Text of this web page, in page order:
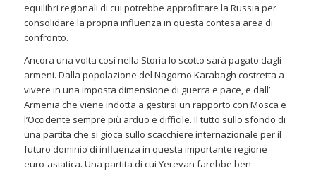
equilibri regionali di cui potrebbe approfittare la Russia per
consolidare la propria influenza in questa contesa area di
confronto.
Ancora una volta così nella Storia lo scotto sarà pagato dagli
armeni. Dalla popolazione del Nagorno Karabagh costretta a
vivere in una imposta dimensione di guerra e pace, e dall’
Armenia che viene indotta a gestirsi un rapporto con Mosca e
l’Occidente sempre più arduo e difficile. Il tutto sullo sfondo di
una partita che si gioca sullo scacchiere internazionale per il
futuro dominio di influenza in questa importante regione
euro-asiatica. Una partita di cui Yerevan farebbe ben